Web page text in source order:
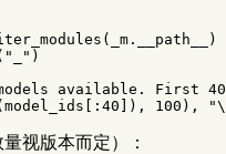
( _m . __path__
)
"_" )
available. First
model_ids [: 40 ]), 100 ), "
视版本而定）：